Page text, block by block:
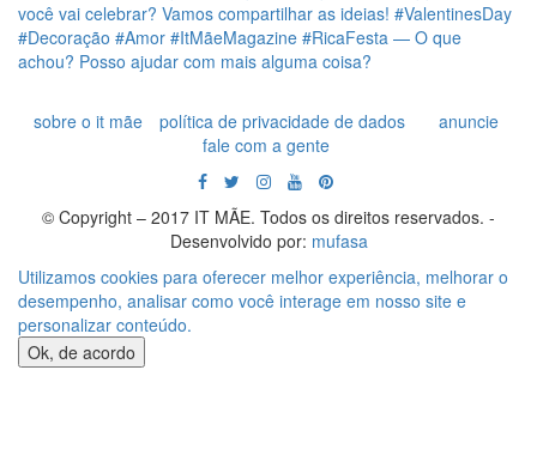
sobre o it mãe política de privacidade de dados
anuncie
fale com a gente
© Copyright – 2017 IT MÃE. Todos os direitos reservados. -
Desenvolvido por: mufasa
Utilizamos cookies para oferecer melhor experiência, melhorar o
desempenho, analisar como você interage em nosso site e
personalizar conteúdo.
Ok, de acordo